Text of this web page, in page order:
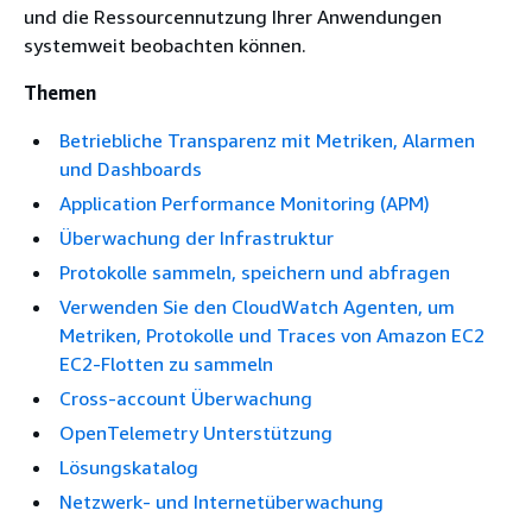
und die Ressourcennutzung Ihrer Anwendungen
systemweit beobachten können.
Themen
Betriebliche Transparenz mit Metriken, Alarmen
und Dashboards
Application Performance Monitoring (APM)
Überwachung der Infrastruktur
Protokolle sammeln, speichern und abfragen
Verwenden Sie den CloudWatch Agenten, um
Metriken, Protokolle und Traces von Amazon EC2
EC2-Flotten zu sammeln
Cross-account Überwachung
OpenTelemetry Unterstützung
Lösungskatalog
Netzwerk- und Internetüberwachung